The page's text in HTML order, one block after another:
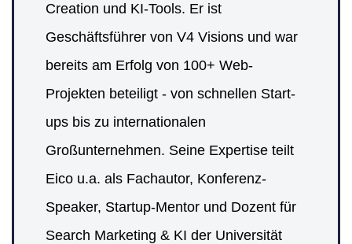
Creation und KI-Tools. Er ist
Geschäftsführer von V4 Visions und war
bereits am Erfolg von 100+ Web-
Projekten beteiligt - von schnellen Start-
ups bis zu internationalen
Großunternehmen. Seine Expertise teilt
Eico u.a. als Fachautor, Konferenz-
Speaker, Startup-Mentor und Dozent für
Search Marketing & KI der Universität